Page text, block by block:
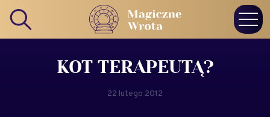
KOT TERAPEUTĄ?
22 lutego 2012